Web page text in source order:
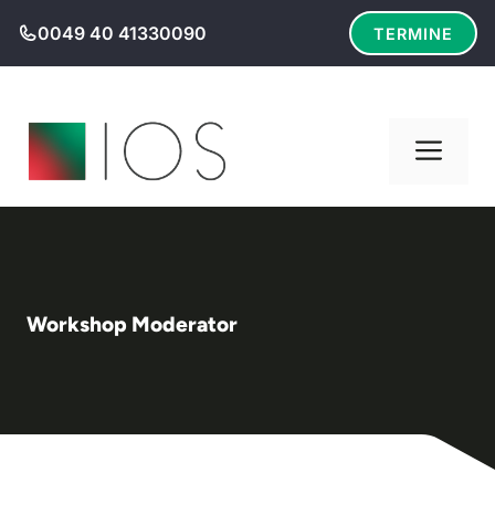
Inhalt
springen
0049 40 41330090 TERMINE
Workshop Moderator